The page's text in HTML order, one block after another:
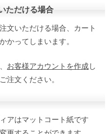
ただける場合
文いただける場合、カート
かってしまいます。
お客様アカウントを作成し
注文ください。
アはマットコート紙です